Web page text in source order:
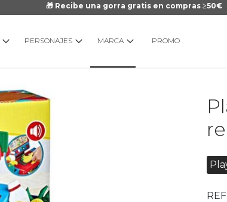
🎁 Recibe una gorra gratis en compras ≥50€
PERSONAJES MARCA PROMO
galería